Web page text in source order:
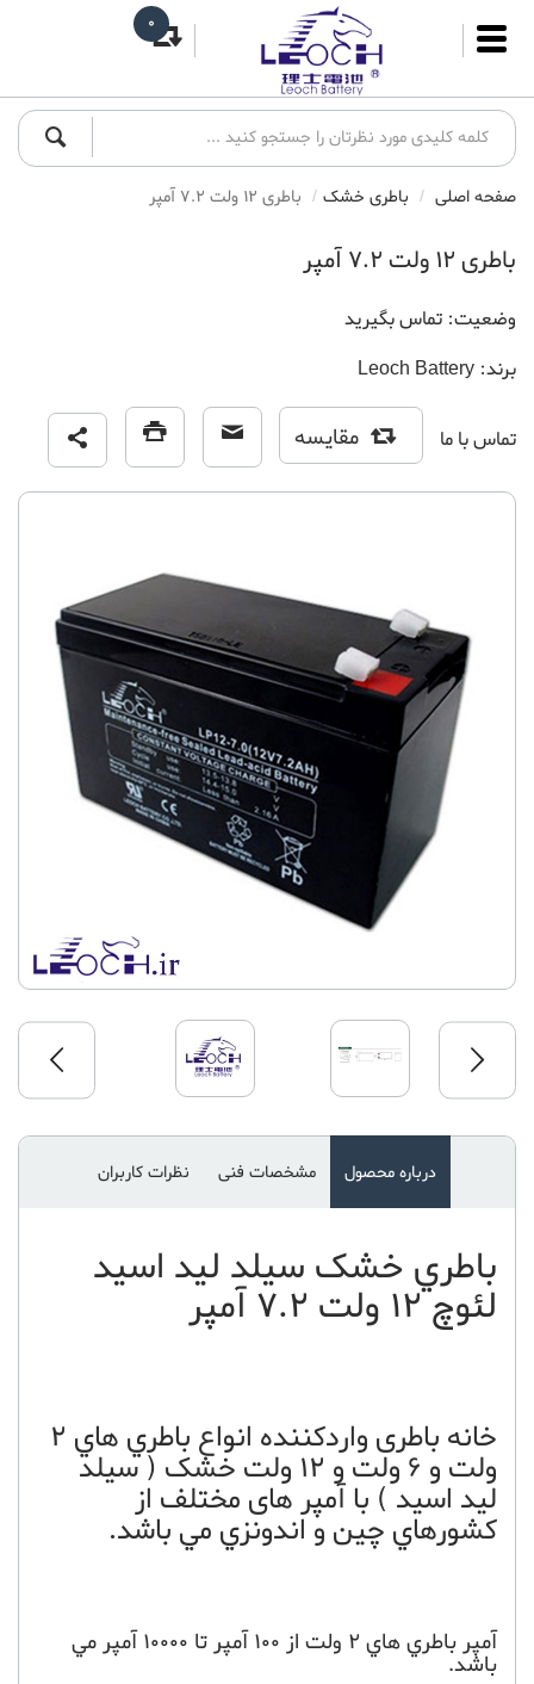
0
صفحه اصلی باطری خشک باطری 12 ولت 7.2 آمپر
باطری 12 ولت 7.2 آمپر
وضعیت: تماس بگیرید
برند: Leoch Battery
تماس با ما مقایسه
درباره محصول مشخصات فنی نظرات کاربران
باطري خشک سيلد ليد اسيد
لئوچ 12 ولت 7.2 آمپر
خانه باطری واردکننده انواع باطري هاي 2
ولت و 6 ولت و 12 ولت خشک ( سيلد
ليد اسيد ) با آمپر های مختلف از
کشورهاي چين و اندونزي مي باشد.
آمپر باطري هاي 2 ولت از 100 آمپر تا 10000 آمپر مي
باشد.